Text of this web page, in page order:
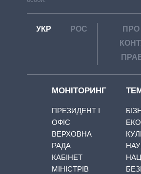
УКР РОС
МОНІТОРИНГ
ПРЕЗИДЕНТ І
ОФІС
ВЕРХОВНА
РАДА
КАБІНЕТ
МІНІСТРІВ